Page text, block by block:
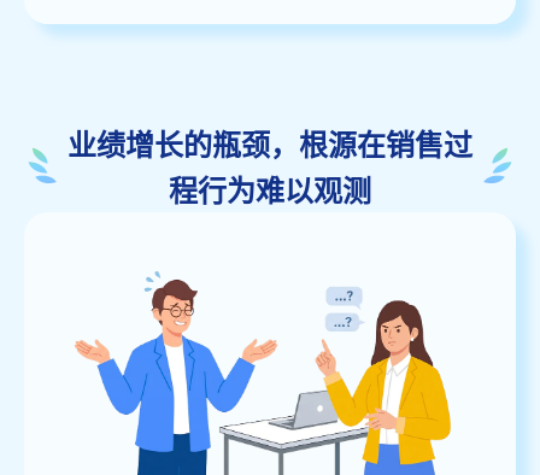
业绩增长的瓶颈，根源在销售过
程行为难以观测